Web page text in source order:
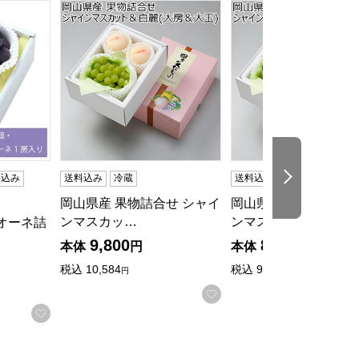
〜8/15)【夏の贈りもの・お中元】
シャインマスカット1房入り【お届け期間:8月1日〜8月28
ーネ詰合せ 桃2個・ピオーネ1房入り【お届け期間:7月1日〜
み
ーネ詰
お気に入りに登録する
岡山県産 果物詰合せ シャインマスカット＆白麗(
送料込み 冷蔵
岡山県産 果物詰合せ シャイ
ンマスカッ…
本体 9,800円
税込 10,584円
お気に入りに登録する
岡山県産 果物詰合せ
送料込み 冷蔵
岡山県産 果物詰合せ
ンマスカッ…
本体 8,980
税込 9,698.
次の商品